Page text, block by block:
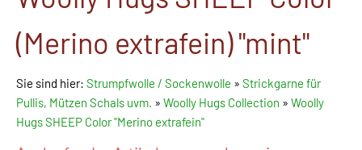
(Merino extrafein) "mint"
Sie sind hier: Strumpfwolle / Sockenwolle » Strickgarne für
Pullis, Mützen Schals uvm. » Woolly Hugs Collection » Woolly
Hugs SHEEP Color "Merino extrafein"